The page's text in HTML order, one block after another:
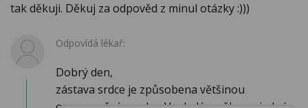
tak děkuji. Děkuj za odpověd z minul otázky :)))
Odpovídá lékař:
Dobrý den,
zástava srdce je způsobena většinou